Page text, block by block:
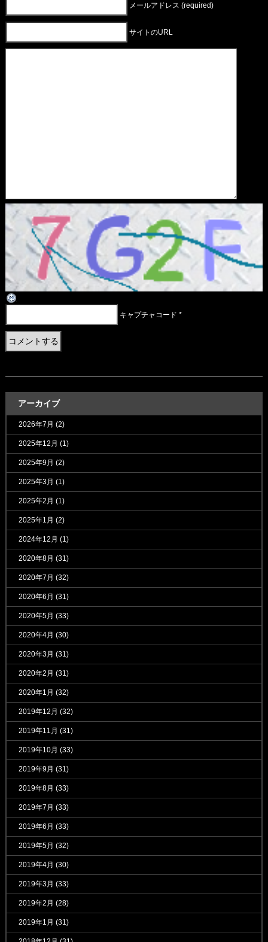
メールアドレス (required)
サイトのURL
キャプチャコード *
アーカイブ
2026年7月 (2)
2025年12月 (1)
2025年9月 (2)
2025年3月 (1)
2025年2月 (1)
2025年1月 (2)
2024年12月 (1)
2020年8月 (31)
2020年7月 (32)
2020年6月 (31)
2020年5月 (33)
2020年4月 (30)
2020年3月 (31)
2020年2月 (31)
2020年1月 (32)
2019年12月 (32)
2019年11月 (31)
2019年10月 (33)
2019年9月 (31)
2019年8月 (33)
2019年7月 (33)
2019年6月 (33)
2019年5月 (32)
2019年4月 (30)
2019年3月 (33)
2019年2月 (28)
2019年1月 (31)